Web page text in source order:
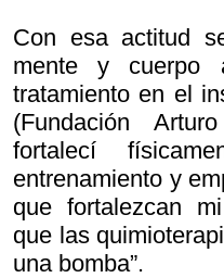
Con esa actitud
mente y cuerpo
tratamiento en el
(Fundación
fortalecí
entrenamiento y
que fortalezcan
que las
una bomba”.